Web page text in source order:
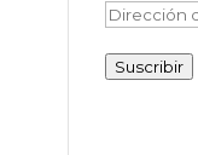
Dirección
correo
Suscribir